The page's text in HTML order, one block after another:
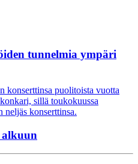
tunnelmia ympäri
konserttinsa puolitoista vuotta
sillä toukokuussa
neljäs konserttinsa.